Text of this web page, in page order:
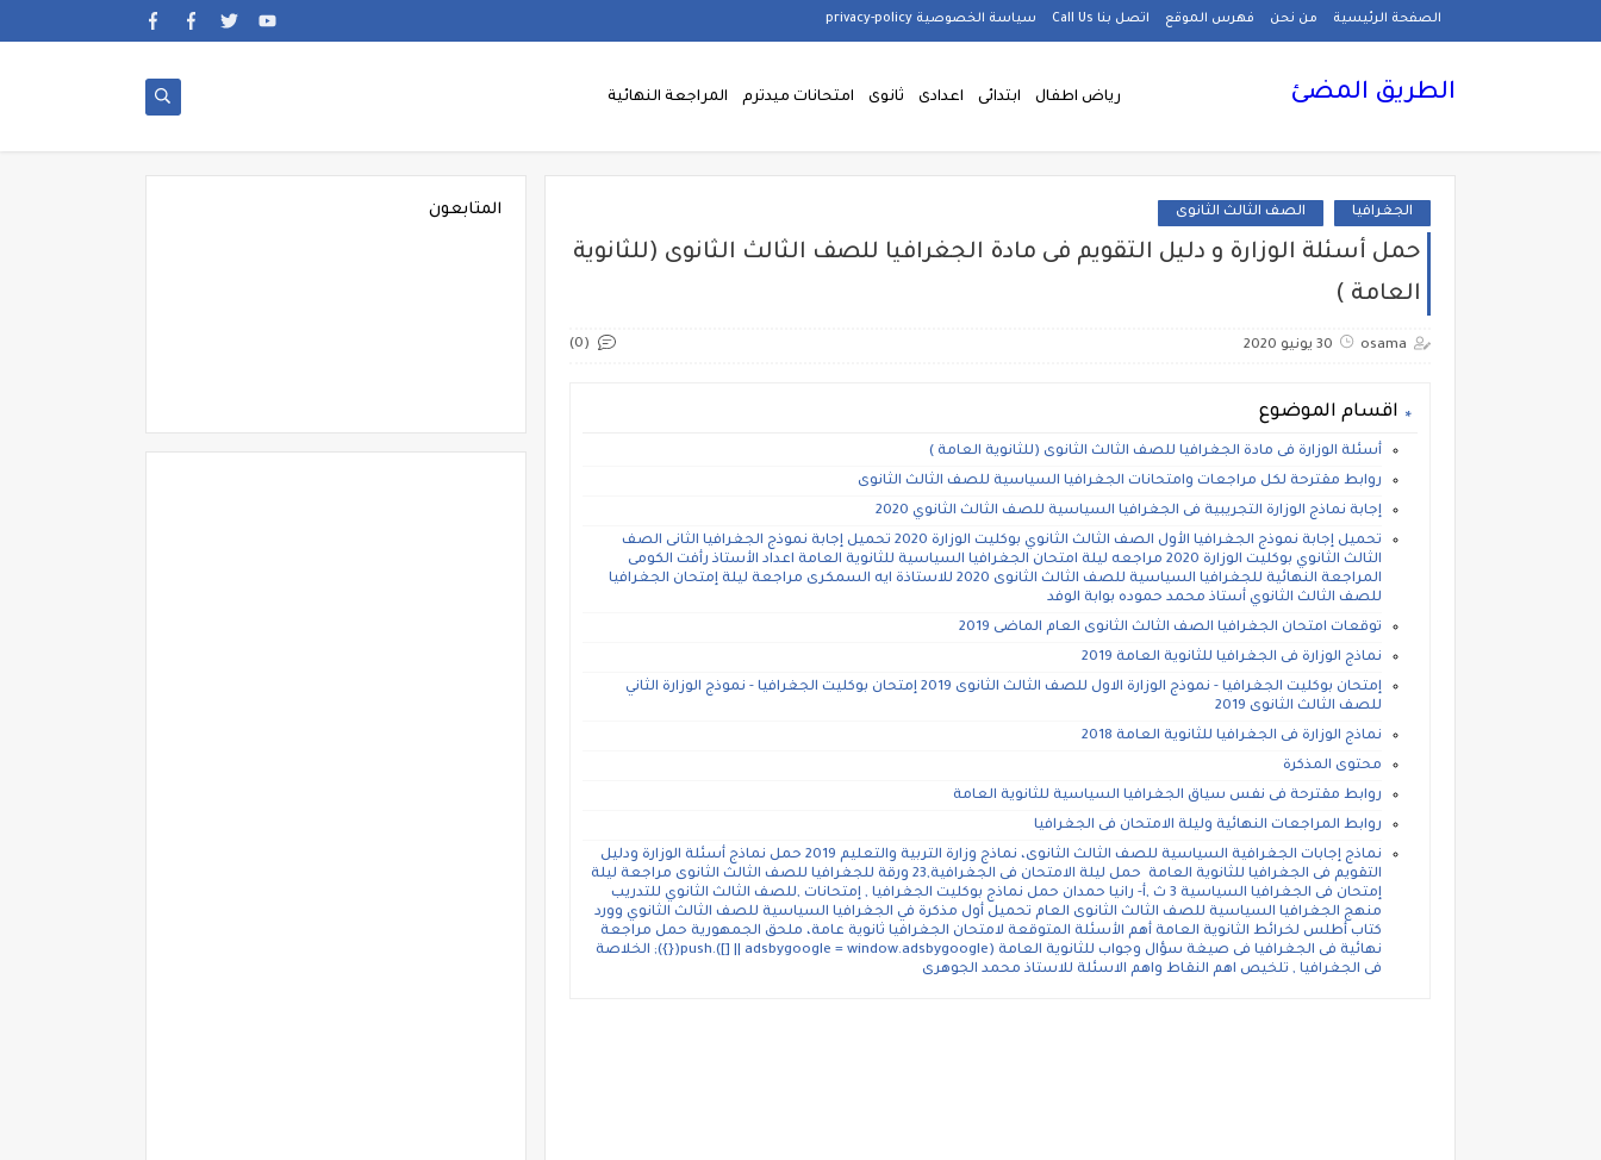
الصفحة الرئيسية من نحن فهرس الموقع اتصل بنا Call Us سياسة الخصوصية privacy-policy
الطريق المضئ رياض اطفال ابتدائى اعدادى ثانوى امتحانات ميدترم المراجعة النهائية
الجغرافيا الصف الثالث الثانوى
حمل أسئلة الوزارة و دليل التقويم فى مادة الجغرافيا للصف الثالث الثانوى (للثانوية
العامة )
osama 30 يونيو 2020 (0)
اقسام الموضوع
أسئلة الوزارة فى مادة الجغرافيا للصف الثالث الثانوى (للثانوية العامة )
روابط مقترحة لكل مراجعات وامتحانات الجغرافيا السياسية للصف الثالث الثانوى
إجابة نماذج الوزارة التجريبية فى الجغرافيا السياسية للصف الثالث الثانوي 2020
تحميل إجابة نموذج الجغرافيا الأول الصف الثالث الثانوي بوكليت الوزارة 2020 تحميل إجابة نموذج الجغرافيا الثانى الصف
الثالث الثانوي بوكليت الوزارة 2020 مراجعه ليلة امتحان الجغرافيا السياسية للثانوية العامة اعداد الأستاذ رأفت الكومى
المراجعة النهائية للجغرافيا السياسية للصف الثالث الثانوى 2020 للاستاذة ايه السمكرى مراجعة ليلة إمتحان الجغرافيا
للصف الثالث الثانوي أستاذ محمد حموده بوابة الوفد
توقعات امتحان الجغرافيا الصف الثالث الثانوى العام الماضى 2019
نماذج الوزارة فى الجغرافيا للثانوية العامة 2019
إمتحان بوكليت الجغرافيا - نموذج الوزارة الاول للصف الثالث الثانوى 2019 إمتحان بوكليت الجغرافيا - نموذج الوزارة الثاني
للصف الثالث الثانوى 2019
نماذج الوزارة فى الجغرافيا للثانوية العامة 2018
محتوى المذكرة
روابط مقترحة فى نفس سياق الجغرافيا السياسية للثانوية العامة
روابط المراجعات النهائية وليلة الامتحان فى الجغرافيا
نماذج إجابات الجغرافية السياسية للصف الثالث الثانوى، نماذج وزارة التربية والتعليم 2019 حمل نماذج أسئلة الوزارة ودليل
التقويم فى الجغرافيا للثانوية العامة حمل ليلة الامتحان فى الجغرافية,23 ورقة للجغرافيا للصف الثالث الثانوى مراجعة ليلة
إمتحان فى الجغرافيا السياسية 3 ث ,أ- رانيا حمدان حمل نماذج بوكليت الجغرافيا , إمتحانات ,للصف الثالث الثانوي للتدريب
منهج الجغرافيا السياسية للصف الثالث الثانوى العام تحميل أول مذكرة في الجغرافيا السياسية للصف الثالث الثانوي وورد
كتاب أطلس لخرائط الثانوية العامة أهم الأسئلة المتوقعة لامتحان الجغرافيا ثانوية عامة، ملحق الجمهورية حمل مراجعة
نهائية فى الجغرافيا فى صيغة سؤال وجواب للثانوية العامة (adsbygoogle = window.adsbygoogle || []).push({}); الخلاصة
فى الجغرافيا , تلخيص اهم النقاط واهم الاسئلة للاستاذ محمد الجوهرى
المتابعون